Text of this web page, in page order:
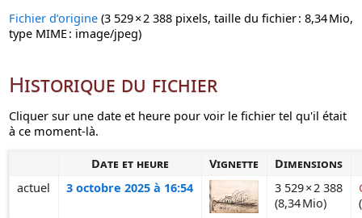
Fichier d’origine‎ (3 529 × 2 388 pixels, taille du fichier : 8,34 Mio,
type MIME : image/jpeg)
Historique du fichier
Cliquer sur une date et heure pour voir le fichier tel qu'il était
à ce moment-là.
Date et heure
Vignette
Dimensions
actuel
3 octobre 2025 à 16:54
3 529 × 2 388
(8,34 Mio)
(